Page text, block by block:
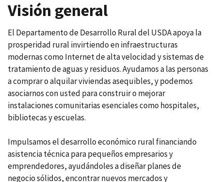
Visión general
El Departamento de Desarrollo Rural del USDA apoya la
prosperidad rural invirtiendo en infraestructuras
modernas como Internet de alta velocidad y sistemas de
tratamiento de aguas y residuos. Ayudamos a las personas
a comprar o alquilar viviendas asequibles, y podemos
asociarnos con usted para construir o mejorar
instalaciones comunitarias esenciales como hospitales,
bibliotecas y escuelas.
Impulsamos el desarrollo económico rural financiando
asistencia técnica para pequeños empresarios y
emprendedores, ayudándoles a diseñar planes de
negocio sólidos, encontrar nuevos mercados y